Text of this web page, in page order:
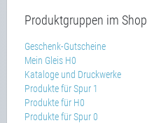
Produktgruppen im Shop
Geschenk-Gutscheine
Mein Gleis H0
Kataloge und Druckwerke
Produkte für Spur 1
Produkte für H0
Produkte für Spur 0